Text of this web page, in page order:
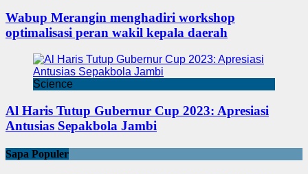
Wabup Merangin menghadiri workshop
optimalisasi peran wakil kepala daerah
Science
Al Haris Tutup Gubernur Cup 2023: Apresiasi
Antusias Sepakbola Jambi
Sapa Populer